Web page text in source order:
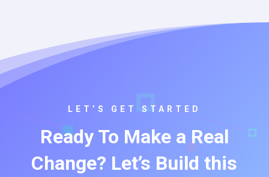
LET’S GET STARTED
Ready To Make a Real
Change? Let’s Build this